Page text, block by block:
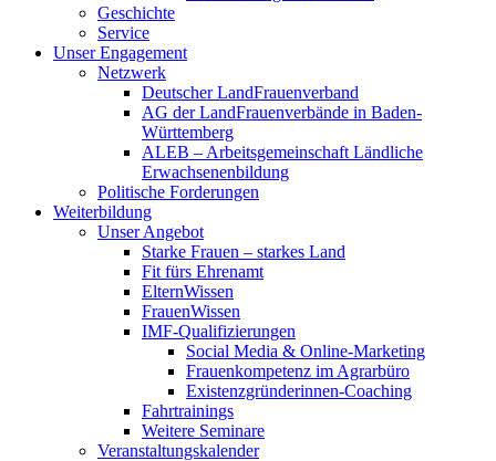
Geschichte
Service
Unser Engagement
Netzwerk
Deutscher LandFrauenverband
AG der LandFrauenverbände in Baden-
Württemberg
ALEB – Arbeitsgemeinschaft Ländliche
Erwachsenenbildung
Politische Forderungen
Weiterbildung
Unser Angebot
Starke Frauen – starkes Land
Fit fürs Ehrenamt
ElternWissen
FrauenWissen
IMF-Qualifizierungen
Social Media & Online-Marketing
Frauenkompetenz im Agrarbüro
Existenzgründerinnen-Coaching
Fahrtrainings
Weitere Seminare
Veranstaltungskalender